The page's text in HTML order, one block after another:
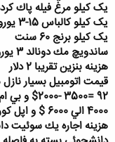
یک كيلو مرغ فيله پاك كرده 3
یک كيلو كالباس 15-3 يورو
یک كيلو برنج 60 سنت
ساندويچ مك دونالد 3 يورو​
هزينه بنزين تقريبا 2 دلار​
4000 الي 6000 $ و اپل كورسا مدل 92 = 2500$ ميباشد .